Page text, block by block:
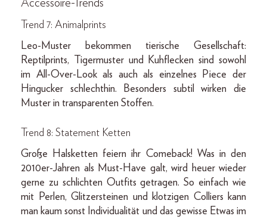
Accessoire-Trends
Trend 7: Animalprints
Leo-Muster bekommen tierische Gesellschaft:
Reptilprints, Tigermuster und Kuhflecken sind sowohl
im All-Over-Look als auch als einzelnes Piece der
Hingucker schlechthin. Besonders subtil wirken die
Muster in transparenten Stoffen.
Trend 8: Statement Ketten
Große Halsketten feiern ihr Comeback! Was in den
2010er-Jahren als Must-Have galt, wird heuer wieder
gerne zu schlichten Outfits getragen. So einfach wie
mit Perlen, Glitzersteinen und klotzigen Colliers kann
man kaum sonst Individualität und das gewisse Etwas im